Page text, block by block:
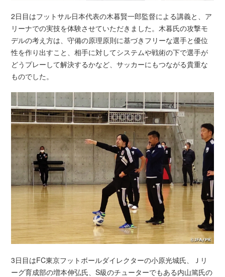
2日目はフットサル日本代表の木暮賢一郎監督による講義と、ア
リーナでの実技を体験させていただきました。木暮氏の攻撃モ
デルの考え方は、守備の原理原則に基づきフリーな選手と優位
性を作り出すこと、相手に対してシステムや戦術の下で選手が
どうプレーして解決するかなど、サッカーにもつながる貴重な
ものでした。
3日目はFC東京フットボールダイレクターの小原光城氏、Ｊリ
ーグ育成部の増本伸弘氏、S級のチューターでもある内山篤氏の